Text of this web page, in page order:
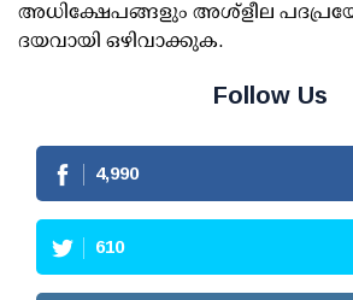
അധിക്ഷേപങ്ങളും അശ്‌ളീല
ദയവായി ഒഴിവാക്കുക.
Follow Us
4,990
610